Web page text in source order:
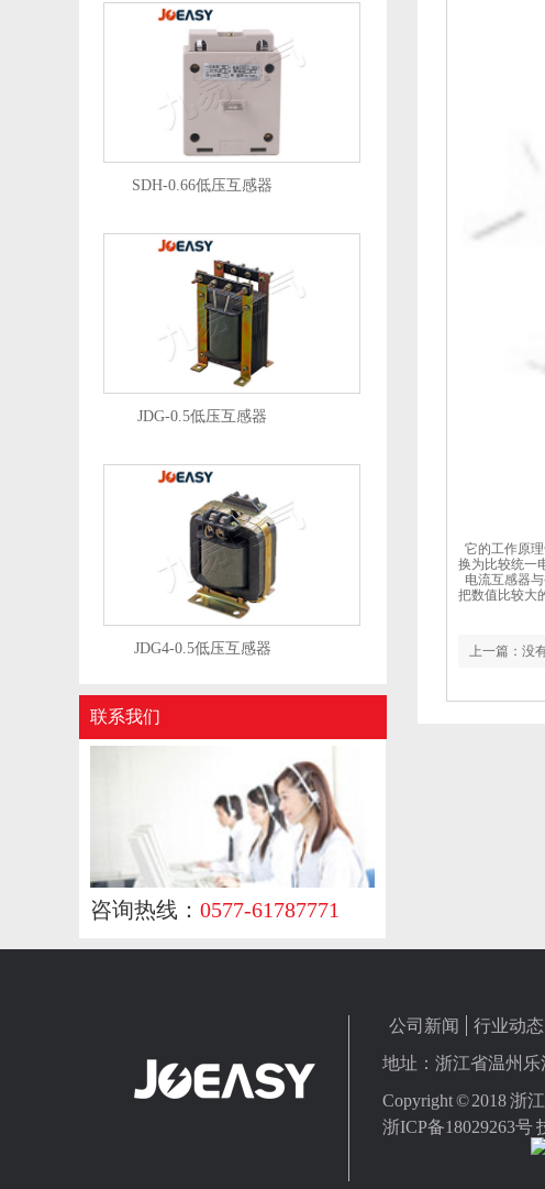
SDH-0.66低压互感器
JDG-0.5低压互感器
JDG4-0.5低压互感器
联系我们
咨询热线： 0577-61787771
它的工作原
换为比较统一
电流互感器
把数值比较大
上一篇：没
公司新闻 行业动态
地址：浙江省温州乐
Copyright © 2018 浙
浙ICP备18029263号